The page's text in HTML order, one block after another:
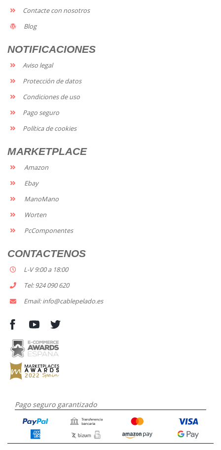
Contacte con nosotros
Blog
NOTIFICACIONES
Aviso legal
Protección de datos
Condiciones de uso
Pago seguro
Política de cookies
MARKETPLACE
Amazon
Ebay
ManoMano
Worten
PcComponentes
CONTACTENOS
L-V 9:00 a 18:00
Tel: 924 090 620
Email: info@cablepelado.es
Pago seguro garantizado